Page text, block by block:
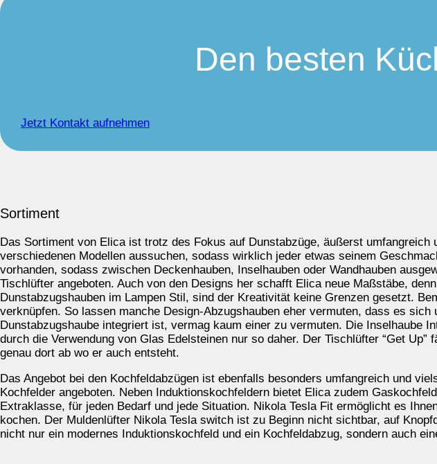
Den besten
Jetzt Kontakt aufnehmen
Sortiment
Das Sortiment von Elica ist trotz des Fokus auf Dunstabzüge, äußerst
verschiedenen Modellen aussuchen, sodass wirklich jeder etwas seinem
vorhanden, sodass zwischen Deckenhauben, Inselhauben oder Wandhauben
Tischlüfter angeboten. Auch von den Designs her schafft Elica neue Maßstäbe,
Dunstabzugshauben im Lampen Stil, sind der Kreativität keine Grenzen gesetzt.
verknüpfen. So lassen manche Design-Abzugshauben eher vermuten, dass es
Dunstabzugshaube integriert ist, vermag kaum einer zu vermuten. Die Inselhaube
durch die Verwendung von Glas Edelsteinen nur so daher. Der Tischlüfter “Get
genau dort ab wo er auch entsteht.
Das Angebot bei den Kochfeldabzügen ist ebenfalls besonders umfangreich und
Kochfelder angeboten. Neben Induktionskochfeldern bietet Elica zudem
Extraklasse, für jeden Bedarf und jede Situation. Nikola Tesla Fit ermöglicht es
kochen. Der Muldenlüfter Nikola Tesla switch ist zu Beginn nicht sichtbar, auf
nicht nur ein modernes Induktionskochfeld und ein Kochfeldabzug, sondern auch